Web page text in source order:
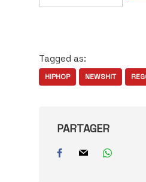
adresse
Tagged as:
HIPHOP NEWSHIT
PARTAGER